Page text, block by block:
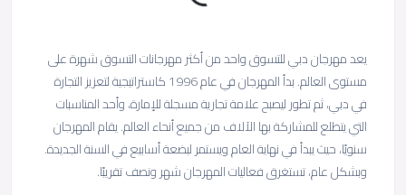
يعد مهرجان دبي للتسوق واحد من أكثر مهرجانات التسوق شهرة على
مستوى العالم. بدأ المهرجان في عام 1996 كاستراتيجية لتعزيز التجارة
في دبي، ثم تطور ليصبح علامة تجارية مسجلة للإمارة، وأحد المناسبات
التي يتطلع للمشاركة بها الآلاف من جميع أنحاء العالم. يقام المهرجان
سنويًا، حيث يبدأ في نهاية العام ويستمر لبضعة أسابيع في السنة الجديدة.
وبشكل عام، تستغرق فعاليات المهرجان شهر ونصف تقريبًا.